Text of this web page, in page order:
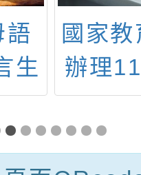
語
生
國家
辦理
學網
教案
微電